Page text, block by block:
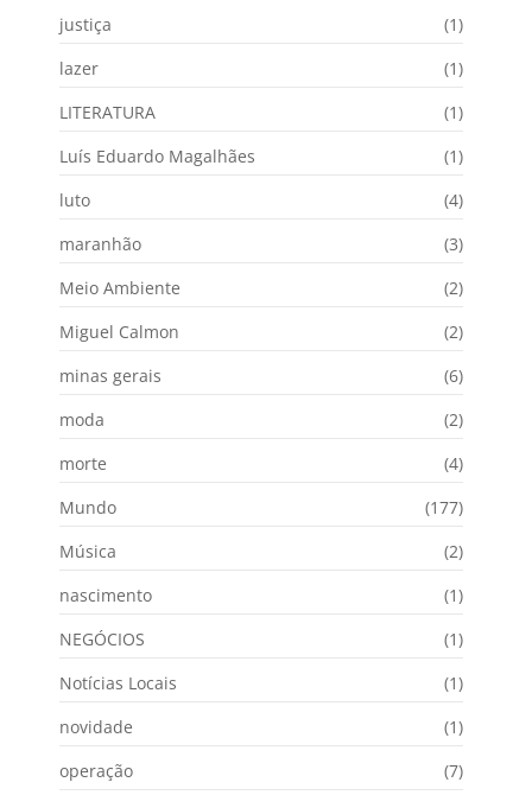
justiça
(1)
lazer
(1)
LITERATURA
(1)
Luís Eduardo Magalhães
(1)
luto
(4)
maranhão
(3)
Meio Ambiente
(2)
Miguel Calmon
(2)
minas gerais
(6)
moda
(2)
morte
(4)
Mundo
(177)
Música
(2)
nascimento
(1)
NEGÓCIOS
(1)
Notícias Locais
(1)
novidade
(1)
operação
(7)